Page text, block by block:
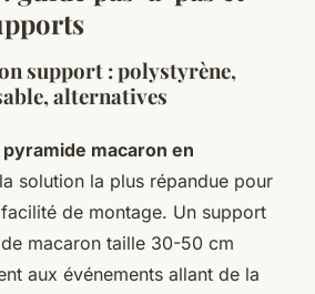
support : polystyrène,
alternatives
macaron en
solution la plus répandue pour
de montage. Un support
macaron taille 30-50 cm
aux événements allant de la